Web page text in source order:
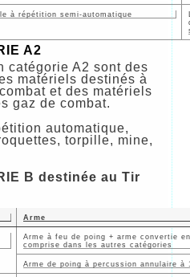
à répétition semi-automatique
A2
catégorie A2 sont des
matériels destinés à
et des matériels
gaz de combat.
automatique,
torpille, mine,
B destinée au Tir
Arme
Arme à feu de poing + arme convertie
comprise dans les autres catégories
Arme de poing à percussion annulaire à